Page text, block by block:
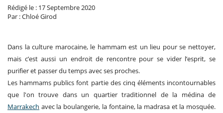
Rédigé le : 17 Septembre 2020
Par : Chloé Girod
Dans la culture marocaine, le hammam est un lieu pour se nettoyer,
mais c’est aussi un endroit de rencontre pour se vider l’esprit, se
purifier et passer du temps avec ses proches.
Les hammams publics font partie des cinq éléments incontournables
que l'on trouve dans un quartier traditionnel de la médina de
Marrakech avec la boulangerie, la fontaine, la madrasa et la mosquée.